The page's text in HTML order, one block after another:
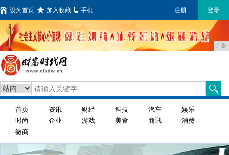
设为首页 加入收藏 手机 注册 登录
广告
首页 资讯 财经 科技 汽车
娱乐
时尚
企业 游戏 美食 商讯
消费
微商